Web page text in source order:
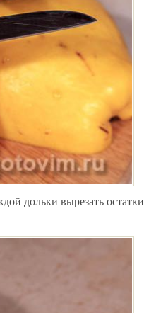
дольки вырезать остатки